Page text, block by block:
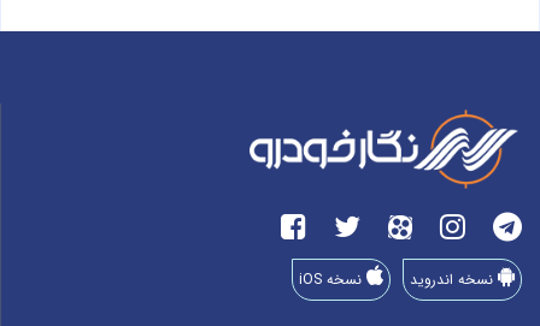
نسخه اندروید نسخه iOS